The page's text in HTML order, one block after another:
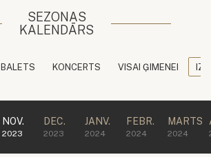
SEZONAS
KALENDĀRS
BALETS KONCERTS VISAI ĢIMENEI
NOV.
2023
DEC.
2023
JANV.
2024
FEBR.
2024
MARTS
2024